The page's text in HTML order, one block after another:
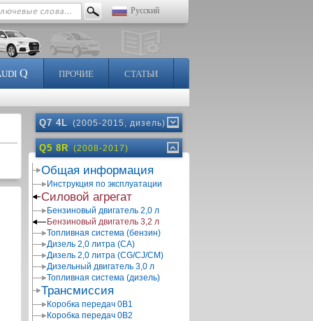
Русский
Q ПРОЧИЕ СТАТЬИ
Q7 4L (2005-2015, дизель)
Q5 8R (2008-2017)
Общая информация
Инструкция по эксплуатации
Силовой агрегат
Бензиновый двигатель 2,0 л
Бензиновый двигатель 3,2 л
Топливная система (бензин)
Дизель 2,0 литра (CA)
Дизель 2,0 литра (CG/CJ/CM)
Дизельный двигатель 3,0 л
Топливная система (дизель)
Трансмиссия
Коробка передач 0В1
Коробка передач 0В2